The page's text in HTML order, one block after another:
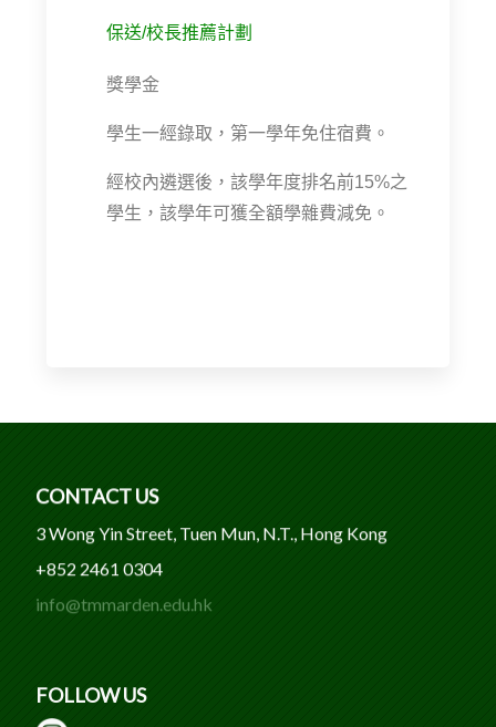
保送/校長推薦計劃
獎學金
學生一經錄取，第一學年免住宿費。
經校內遴選後，該學年度排名前15%之
學生，該學年可獲全額學雜費減免。
CONTACT US
3 Wong Yin Street, Tuen Mun, N.T., Hong Kong
+852 2461 0304
info@tmmarden.edu.hk
FOLLOW US